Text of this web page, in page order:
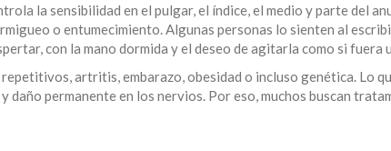
la sensibilidad en el pulgar, el índice, el medio y parte del
o entumecimiento. Algunas personas lo sienten al
con la mano dormida y el deseo de agitarla como si fuera
artritis, embarazo, obesidad o incluso genética. Lo
daño permanente en los nervios. Por eso, muchos buscan